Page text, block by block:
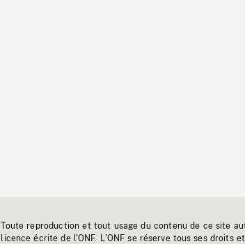
Toute reproduction et tout usage du contenu de ce site
licence écrite de l'ONF. L'ONF se réserve tous ses droits